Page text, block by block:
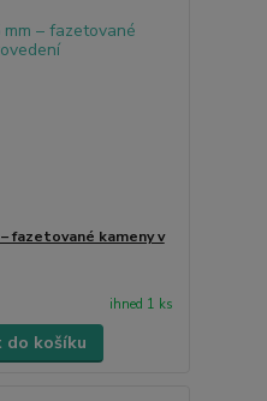
fazetované kameny v
ihned 1 ks
do košíku